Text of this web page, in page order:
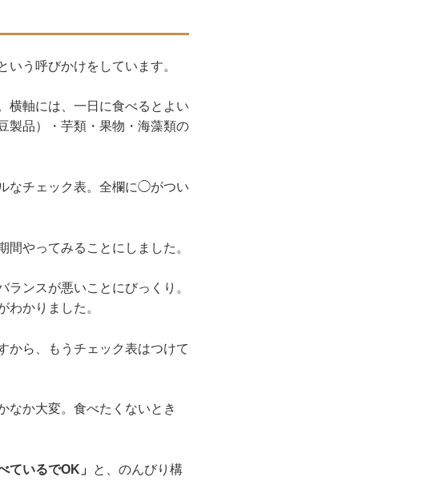
いう呼びかけをしています。
横軸には、一日に食べるとよい
製品）・芋類・果物・海藻類の
なチェック表。全欄に◯がつい
やってみることにしました。
ンスが悪いことにびっくり。
かりました。
から、もうチェック表はつけて
なか大変。食べたくないとき
ているでOK」
と、のんびり構